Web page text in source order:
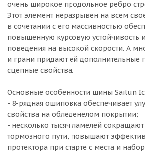
очень широкое продольное ребро
Этот элемент неразрывен на всем
в сочетании с его массивностью
повышенную курсовую устойчивость и
поведения на высокой скорости. А
и грани придают ей дополнительные
сцепные свойства.
Основные особенности шины Sailun
- 8-рядная ошиповка обеспечивает
свойства на обледенелом покрытии;
- несколько тысяч ламелей
тормозного пути, повышают
протектора при старте с места и